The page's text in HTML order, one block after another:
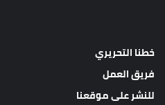
خطنا التحريري
فريق العمل
للنشر على موقعنا